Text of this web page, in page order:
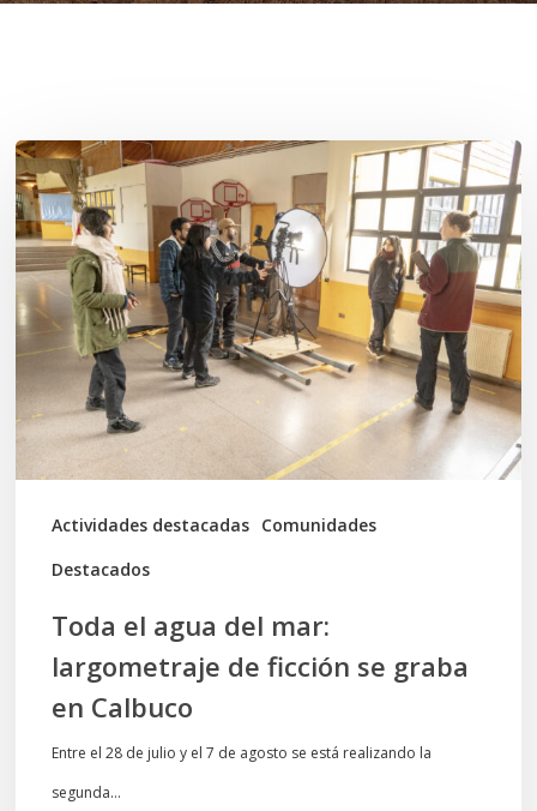
Actividades destacadas Comunidades
Destacados
Toda
el
agua
del
mar:
largometraje
de
ficción
se
graba
Toda el agua del mar:
largometraje de ficción se graba
en Calbuco
Entre el 28 de julio y el 7 de agosto se está realizando la
segunda…